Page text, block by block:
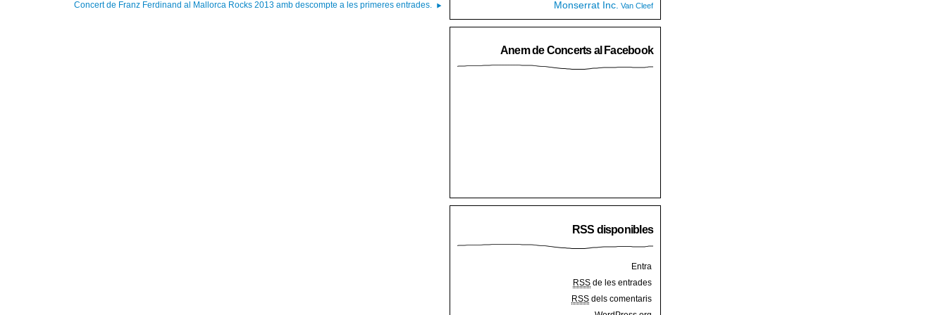
Concert de Franz Ferdinand al Mallorca Rocks 2013 amb descompte a les primeres entrades. Monserrat Inc. Van Cleef
Anem de Concerts al Facebook
RSS disponibles
Entra
RSS de les entrades
RSS dels comentaris